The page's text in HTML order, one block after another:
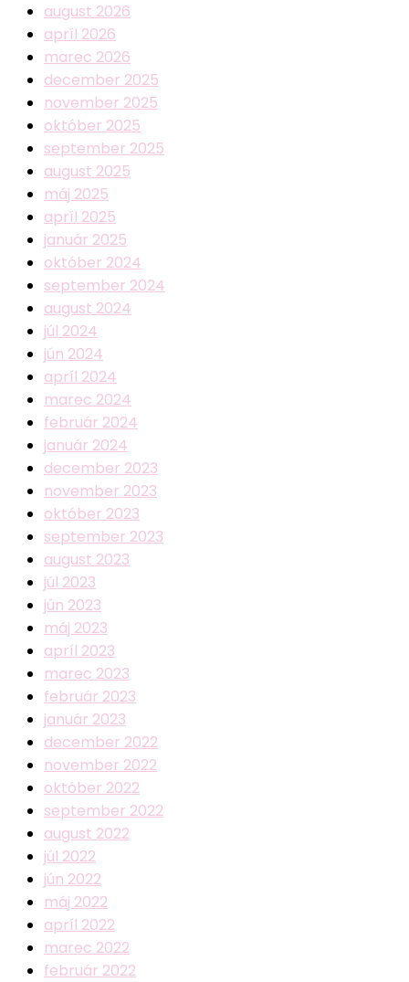
august 2026
apríl 2026
marec 2026
december 2025
november 2025
október 2025
september 2025
august 2025
máj 2025
apríl 2025
január 2025
október 2024
september 2024
august 2024
júl 2024
jún 2024
apríl 2024
marec 2024
február 2024
január 2024
december 2023
november 2023
október 2023
september 2023
august 2023
júl 2023
jún 2023
máj 2023
apríl 2023
marec 2023
február 2023
január 2023
december 2022
november 2022
október 2022
september 2022
august 2022
júl 2022
jún 2022
máj 2022
apríl 2022
marec 2022
február 2022